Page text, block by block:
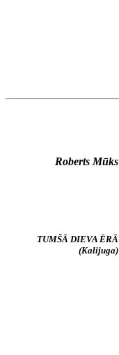
Roberts Mūks
TUMŠĀ DIEVA ĒRĀ
(Kalijuga)